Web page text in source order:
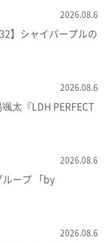
2026.08.6
】シャイパープルの
2026.08.6
太『LDH PERFECT
2026.08.6
ループ 「by
2026.08.6